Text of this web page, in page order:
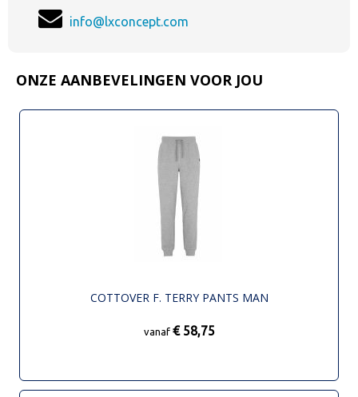
info@lxconcept.com
ONZE AANBEVELINGEN VOOR JOU
COTTOVER F. TERRY PANTS MAN
vanaf € 58,75